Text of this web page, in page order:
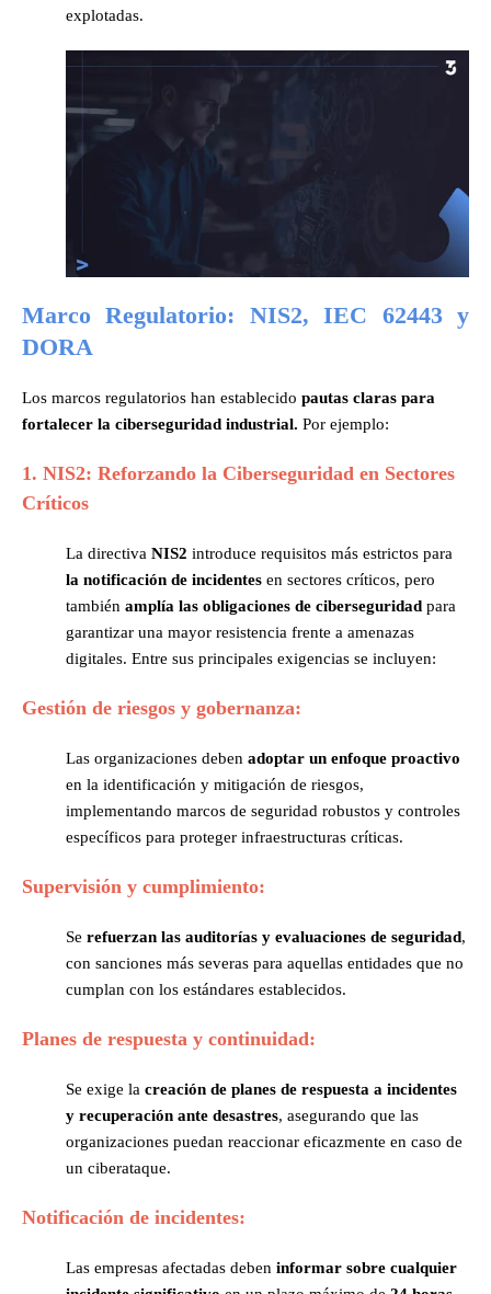
explotadas.
Marco Regulatorio: NIS2, IEC 62443 y
DORA
Los marcos regulatorios han establecido pautas claras para
fortalecer la ciberseguridad industrial. Por ejemplo:
1. NIS2: Reforzando la Ciberseguridad en Sectores
Críticos
La directiva NIS2 introduce requisitos más estrictos para
la notificación de incidentes en sectores críticos, pero
también amplía las obligaciones de ciberseguridad para
garantizar una mayor resistencia frente a amenazas
digitales. Entre sus principales exigencias se incluyen:
Gestión de riesgos y gobernanza:
Las organizaciones deben adoptar un enfoque proactivo
en la identificación y mitigación de riesgos,
implementando marcos de seguridad robustos y controles
específicos para proteger infraestructuras críticas.
Supervisión y cumplimiento:
Se refuerzan las auditorías y evaluaciones de seguridad,
con sanciones más severas para aquellas entidades que no
cumplan con los estándares establecidos.
Planes de respuesta y continuidad:
Se exige la creación de planes de respuesta a incidentes
y recuperación ante desastres, asegurando que las
organizaciones puedan reaccionar eficazmente en caso de
un ciberataque.
Notificación de incidentes:
Las empresas afectadas deben informar sobre cualquier